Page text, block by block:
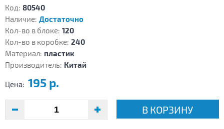
Код: 80540
Наличие: Достаточно
Кол-во в блоке: 120
Кол-во в коробке: 240
Материал: пластик
Производитель: Китай
Цена: 195 р.
В КОРЗИНУ